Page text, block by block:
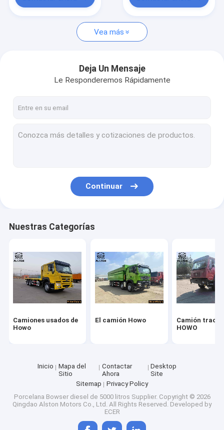
Repuestos de remolque de camión
Vea más
Deja Un Mensaje
Le Responderemos Rápidamente
Continuar
Nuestras Categorías
Camiones usados de
Howo
El camión Howo
Camión
HOWO
Inicio
Mapa del
Sitio
Contactar
Ahora
Desktop
Site
Sitemap
Privacy Policy
Porcelana Bowser diesel de 5000 litros Supplier. Copyright © 2026
Qingdao Alston Motors Co., Ltd. All Rights Reserved. Developed by
ECER